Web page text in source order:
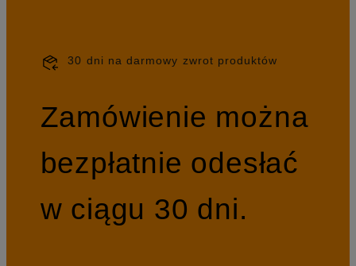
30 dni na darmowy zwrot produktów
Zamówienie można
bezpłatnie odesłać
w ciągu 30 dni.